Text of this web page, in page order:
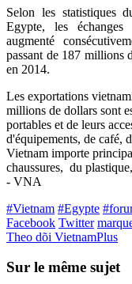
Selon les statistiques
Egypte, les
augmenté
passant de 187 millions
en 2014.
Les exportations
millions de dollars sont
portables et de leurs
d'équipements, de café,
Vietnam importe
chaussures, du
- VNA
#Vietnam #Egypte
Facebook Twitter
Theo dõi VietnamPlus
Sur le même sujet